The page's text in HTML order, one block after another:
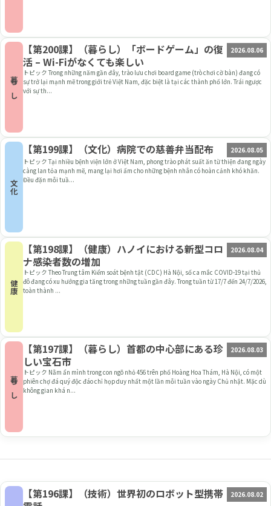
暮らし
【第200課】（暮らし）「ボードゲーム」の復
活 – Wi-Fiがなくても楽しい
2026.08.06
トピック Trong những năm gần đây, trào lưu chơi board game (trò chơi cờ bàn) đang có
sự trở lại mạnh mẽ trong giới trẻ Việt Nam, đặc biệt là tại các thành phố lớn. Trái ngược
với sự th...
文化
【第199課】（文化）病院での慈善弁当配布 2026.08.05
トピック Tại nhiều bệnh viện lớn ở Việt Nam, phong trào phát suất ăn từ thiện đang ngày
càng lan tỏa mạnh mẽ, mang lại hơi ấm cho những bệnh nhân có hoàn cảnh khó khăn.
Đều đặn mỗi tuầ...
健康
【第198課】（健康）ハノイにおける新型コロ
ナ感染者数の増加
2026.08.04
トピック Theo Trung tâm Kiểm soát bệnh tật (CDC) Hà Nội, số ca mắc COVID-19 tại thủ
đô đang có xu hướng gia tăng trong những tuần gần đây. Trong tuần từ 17/7 đến 24/7/2026,
toàn thành ...
暮らし
【第197課】（暮らし）首都の中心部にある珍
しい宝石市
2026.08.03
トピック Nằm ẩn mình trong con ngõ nhỏ 456 trên phố Hoàng Hoa Thám, Hà Nội, có một
phiên chợ đá quý độc đáo chỉ họp duy nhất một lần mỗi tuần vào ngày Chủ nhật. Mặc dù
không gian khá n...
【第196課】（技術）世界初のロボット型携帯
2026.08.02